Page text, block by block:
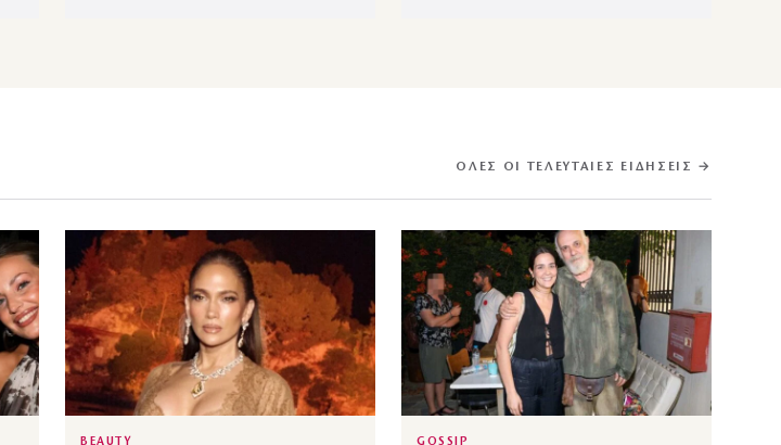
ΌΛΕΣ ΟΙ ΤΕΛΕΥΤΑΊΕΣ ΕΙΔΉΣΕΙΣ →